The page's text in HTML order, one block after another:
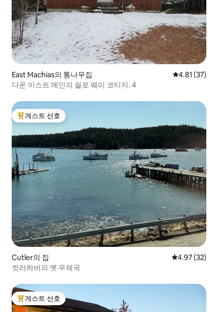
East Machias의 통나무집 평점 4.81점
4.81 (37)
다운 이스트 메인의 쉴로 웨이 코티지. 4
상위 게스트 선호
게스트 선호
Cutler의 집 평점 4.97점(5
4.97 (32)
컷러하버의 옛 우체국
상위 게스트 선호
게스트 선호